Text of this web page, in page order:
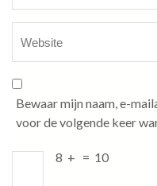
Bewaar mijn naam, e-
voor de volgende keer
8 + = 10